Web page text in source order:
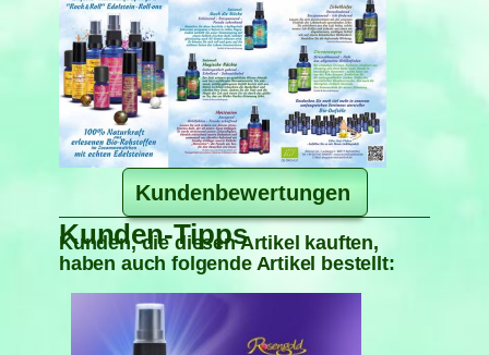
Kundenbewertungen
Kunden-Tipps
Kunden, die diesen Artikel kauften,
haben auch folgende Artikel bestellt: